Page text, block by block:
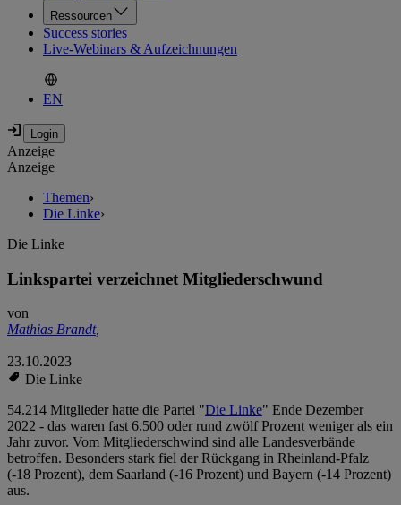
Ressourcen
Success stories
Live-Webinars & Aufzeichnungen
EN
Anzeige
Anzeige
Themen›
Die Linke›
Die Linke
Linkspartei verzeichnet Mitgliederschwund
von
Mathias Brandt,
23.10.2023
Die Linke
54.214 Mitglieder hatte die Partei "Die Linke" Ende Dezember
2022 - das waren fast 6.500 oder rund zwölf Prozent weniger als ein
Jahr zuvor. Vom Mitgliederschwind sind alle Landesverbände
betroffen. Besonders stark fiel der Rückgang in Rheinland-Pfalz
(-18 Prozent), dem Saarland (-16 Prozent) und Bayern (-14 Prozent)
aus.